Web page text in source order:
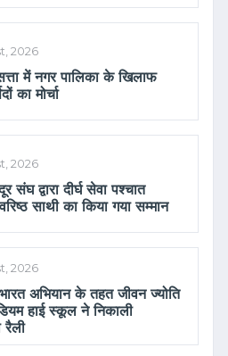
2026
में नगर पालिका के खिलाफ
का मोर्चा
2026
संघ द्वारा दीर्घ सेवा पश्चात
साथी का किया गया सम्मान
2026
अभियान के तहत जीवन ज्योति
हाई स्कूल ने निकाली